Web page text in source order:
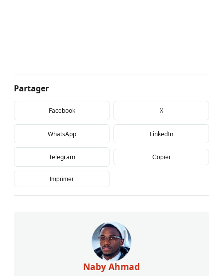
Partager
Facebook X
WhatsApp LinkedIn
Telegram Copier
Imprimer
Naby Ahmad